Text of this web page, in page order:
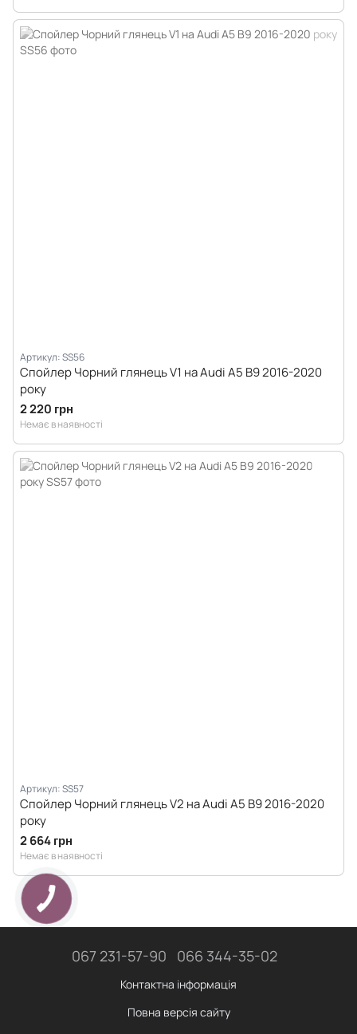
Артикул: SS56
Спойлер Чорний глянець V1 на Audi A5 B9 2016-2020
року
2 220 грн
Немає в наявності
Артикул: SS57
Спойлер Чорний глянець V2 на Audi A5 B9 2016-2020
року
2 664 грн
Немає в наявності
067 231-57-90 066 344-35-02
Контактна інформація
Повна версія сайту